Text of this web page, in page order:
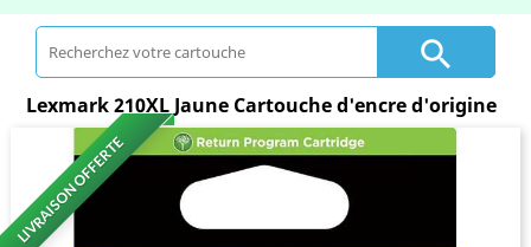

Lexmark 210XL Jaune Cartouche d'encre d'origine
LIVRAISON OFFERTE